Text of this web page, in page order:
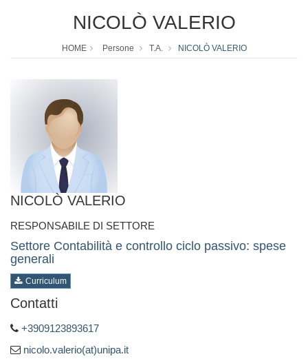
NICOLÒ VALERIO
HOME Persone T.A. NICOLÒ VALERIO
NICOLÒ VALERIO
RESPONSABILE DI SETTORE
Settore Contabilità e controllo ciclo passivo: spese
generali
Curriculum
Contatti
+3909123893617
nicolo.valerio(at)unipa.it